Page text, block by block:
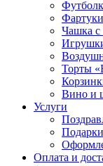
Фартуки
Чашка с
Торты
Вино и
Услуги
Оплата и